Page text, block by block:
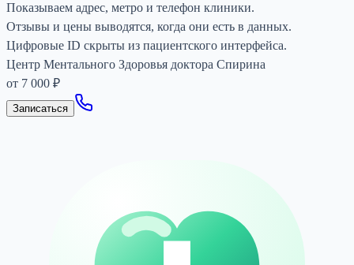
Показываем адрес, метро и телефон клиники.
Отзывы и цены выводятся, когда они есть в данных.
Цифровые ID скрыты из пациентского интерфейса.
Центр Ментального Здоровья доктора Спирина
от 7 000 ₽
Записаться